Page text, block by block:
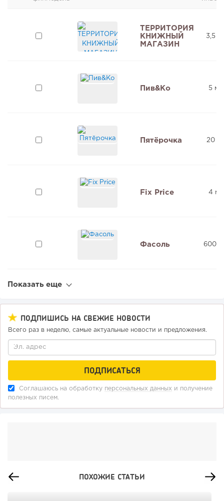
ТЕРРИТОРИЯ
КНИЖНЫЙ
МАГАЗИН
3,5
Пив&Ко 5
Пятёрочка 20
Fix Price 4
Фасоль 600
Показать еще
ПОДПИШИСЬ НА СВЕЖИЕ НОВОСТИ
Всего раз в неделю, самые актуальные новости и предложения.
Соглашаюсь на обработку персональных данных и получение
полезных писем.
ПОХОЖИЕ СТАТЬИ